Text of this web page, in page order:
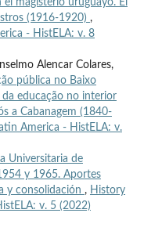
el magisterio uruguayo. El
(1916-1920) ,
- HistELA: v. 8
Alencar Colares,
pública no Baixo
da educação no interior
a Cabanagem (1840-
America - HistELA: v.
Universitaria de
y 1965. Aportes
y consolidación , History
v. 5 (2022)